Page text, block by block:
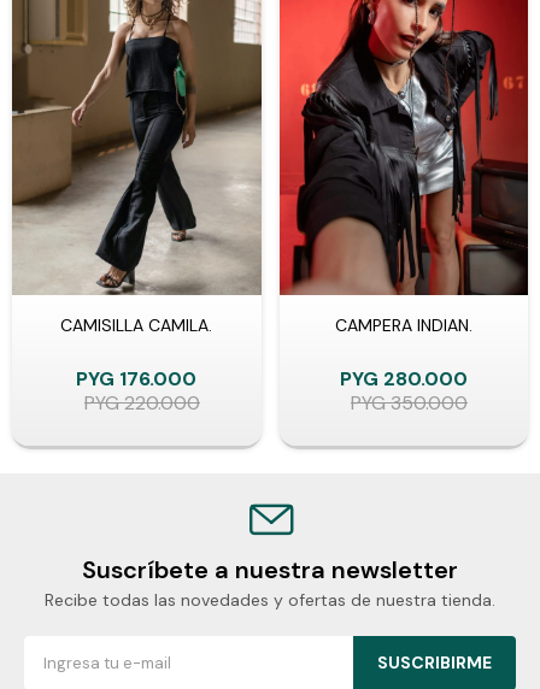
CAMISILLA CAMILA.
PYG 176.000
PYG220.000
CAMPERA INDIAN.
PYG 280.000
PYG350.000
Suscríbete a nuestra newsletter
Recibe todas las novedades y ofertas de nuestra tienda.
SUSCRIBIRME